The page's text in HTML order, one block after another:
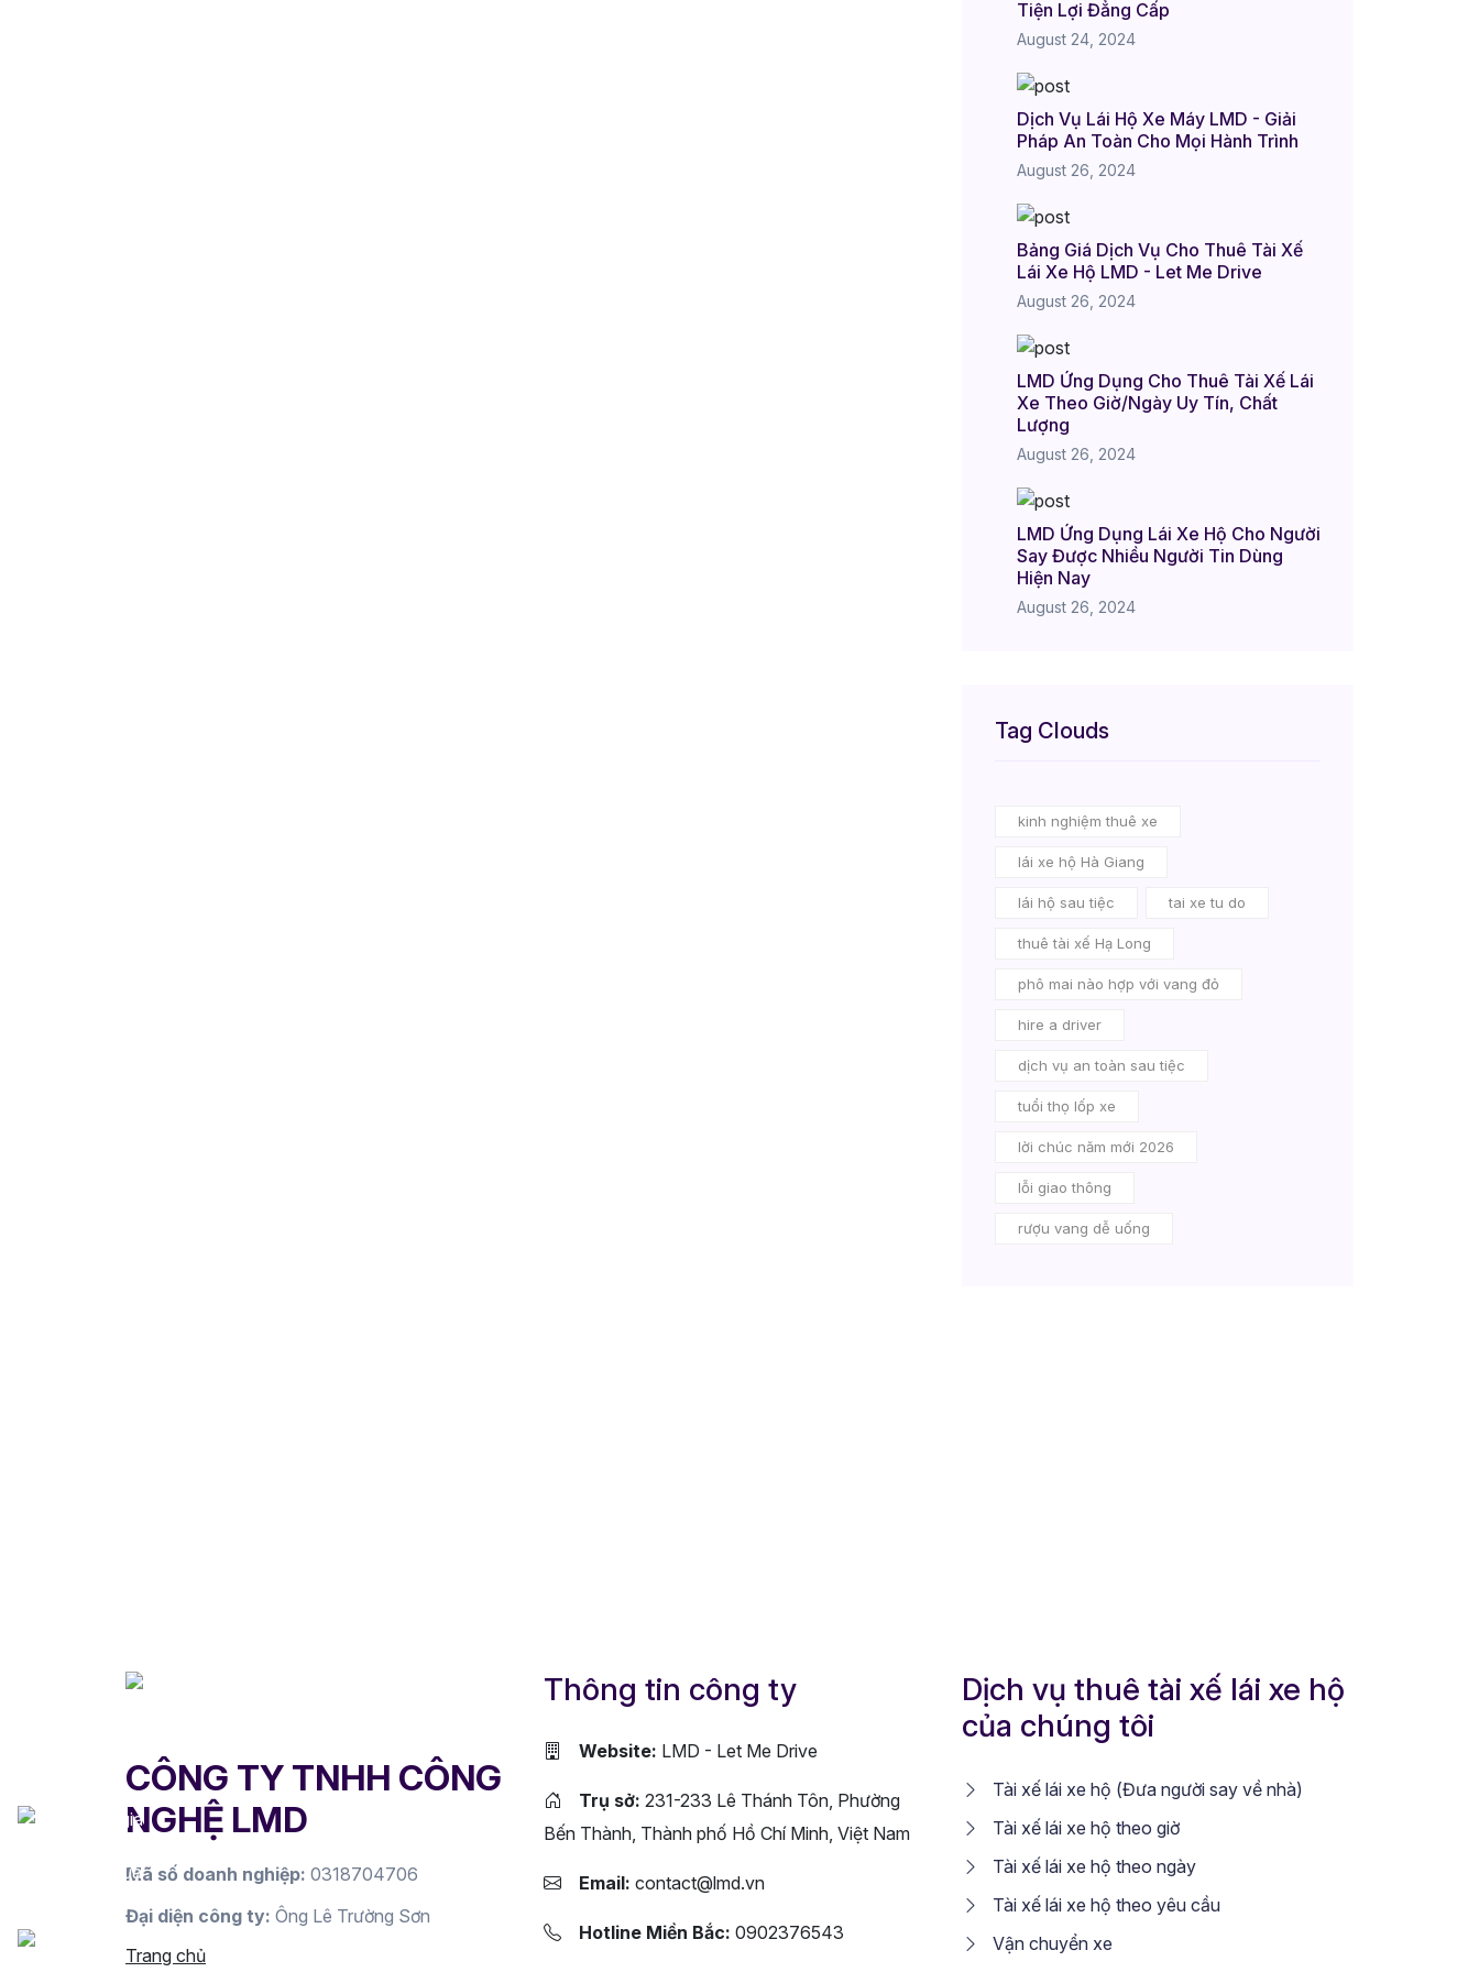
Tiện Lợi Đẳng Cấp
August 24, 2024
Dịch Vụ Lái Hộ Xe Máy LMD - Giải
Pháp An Toàn Cho Mọi Hành Trình
August 26, 2024
Bảng Giá Dịch Vụ Cho Thuê Tài Xế
Lái Xe Hộ LMD - Let Me Drive
August 26, 2024
LMD Ứng Dụng Cho Thuê Tài Xế Lái
Xe Theo Giờ/Ngày Uy Tín, Chất
Lượng
August 26, 2024
LMD Ứng Dụng Lái Xe Hộ Cho Người
Say Được Nhiều Người Tin Dùng
Hiện Nay
August 26, 2024
Tag Clouds
kinh nghiệm thuê xe
lái xe hộ Hà Giang
lái hộ sau tiệc tai xe tu do
thuê tài xế Hạ Long
phô mai nào hợp với vang đỏ
hire a driver
dịch vụ an toàn sau tiệc
tuổi thọ lốp xe
lời chúc năm mới 2026
lỗi giao thông
rượu vang dễ uống
CÔNG TY TNHH CÔNG
NGHỆ LMD
Mã số doanh nghiệp: 0318704706
Đại diện công ty: Ông Lê Trường Sơn
Trang chủ
Thông tin công ty
Website: LMD - Let Me Drive
Trụ sở: 231-233 Lê Thánh Tôn, Phường
Bến Thành, Thành phố Hồ Chí Minh, Việt Nam
Email: contact@lmd.vn
Hotline Miền Bắc: 0902376543
Dịch vụ thuê tài xế lái xe hộ
của chúng tôi
Tài xế lái xe hộ (Đưa người say về nhà)
Tài xế lái xe hộ theo giờ
Tài xế lái xe hộ theo ngày
Tài xế lái xe hộ theo yêu cầu
Vận chuyển xe